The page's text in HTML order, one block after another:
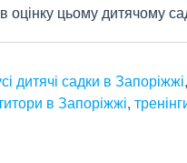
оцінку цьому дитячому
дитячі садки в Запоріжжі,
в Запоріжжі,